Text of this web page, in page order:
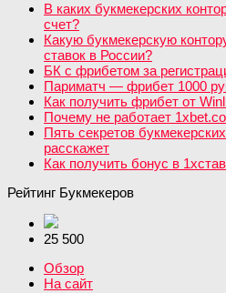
В каких букмекерских
счет?
Какую букмекерскую
ставок в России?
БК с фрибетом за
Париматч — фрибет 1000
Как получить фрибет от
Почему не работает
Пять секретов
расскажет
Как получить бонус в
Рейтинг Букмекеров
25 500
Обзор
На сайт